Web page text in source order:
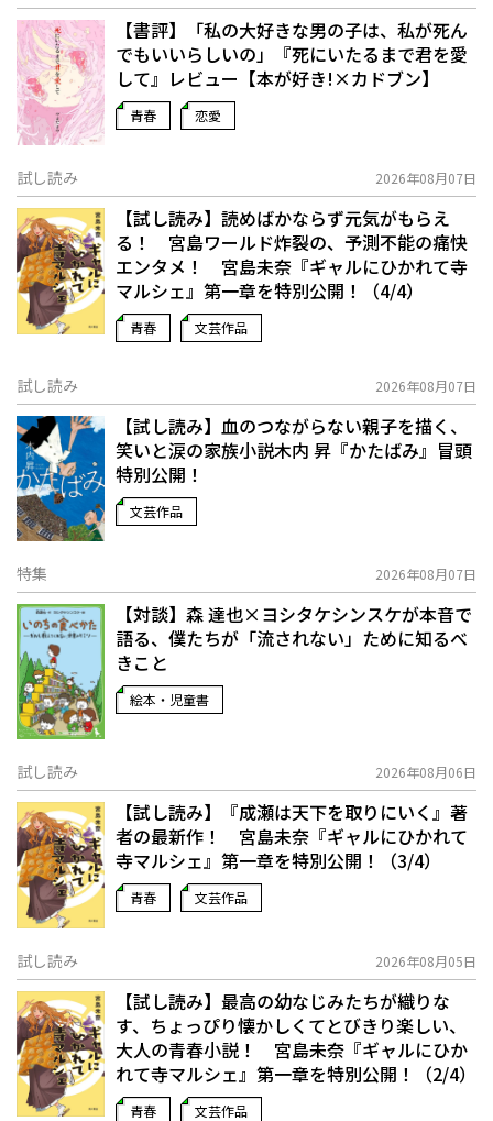
【書評】「私の大好きな男の子は、私が死ん
でもいいらしいの」――『死にいたるまで君を愛
して』レビュー【本が好き!×カドブン】
青春 恋愛
試し読み 2026年08月07日
【試し読み】読めばかならず元気がもらえ
る！ 宮島ワールド炸裂の、予測不能の痛快
エンタメ！ 宮島未奈『ギャルにひかれて寺
マルシェ』第一章を特別公開！（4/4）
青春 文芸作品
試し読み 2026年08月07日
【試し読み】血のつながらない親子を描く、
笑いと涙の家族小説――木内 昇『かたばみ』冒頭
特別公開！
文芸作品
特集 2026年08月07日
【対談】森 達也×ヨシタケシンスケが本音で
語る、僕たちが「流されない」ために知るべ
きこと
絵本・児童書
試し読み 2026年08月06日
【試し読み】『成瀬は天下を取りにいく』著
者の最新作！ 宮島未奈『ギャルにひかれて
寺マルシェ』第一章を特別公開！（3/4）
青春 文芸作品
試し読み 2026年08月05日
【試し読み】最高の幼なじみたちが織りな
す、ちょっぴり懐かしくてとびきり楽しい、
大人の青春小説！ 宮島未奈『ギャルにひか
れて寺マルシェ』第一章を特別公開！（2/4）
青春 文芸作品